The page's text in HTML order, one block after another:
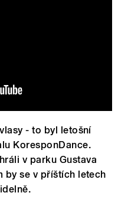
- to byl letošní
KoresponDance.
v parku Gustava
by se v příštích letech